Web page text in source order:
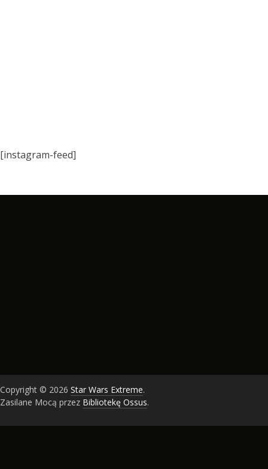
[instagram-feed]
Copyright © 2026 Star Wars Extreme.
Zasilane Mocą przez Bibliotekę Ossus.